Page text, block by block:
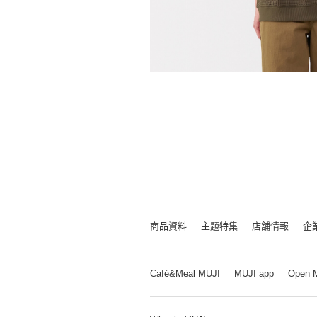
商品資料 主題特集 店舗情報 企
Café&Meal MUJI MUJI app Open